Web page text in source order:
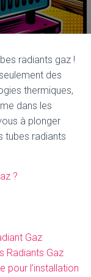
A
V
I
T
O
radiants gaz !
des
thermiques,
dans les
à plonger
tubes radiants
?
Gaz
Radiants Gaz
pour l’installation